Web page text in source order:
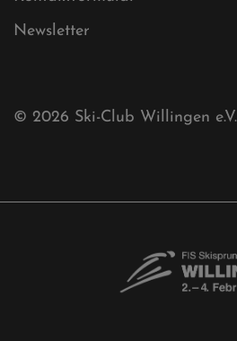
Sponsoren
Free-Willis gesucht!
Ski-Club Willingen e.V.